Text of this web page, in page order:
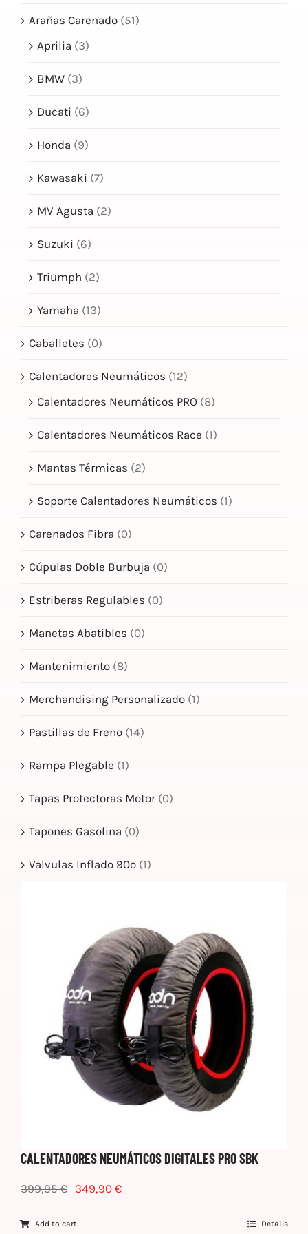
CONTACTO
TIENDA
Arañas Carenado (51)
Aprilia (3)
BMW (3)
Ducati (6)
Honda (9)
Kawasaki (7)
MV Agusta (2)
Suzuki (6)
Triumph (2)
Yamaha (13)
Caballetes (0)
Calentadores Neumáticos (12)
Calentadores Neumáticos PRO (8)
Calentadores Neumáticos Race (1)
Mantas Térmicas (2)
Soporte Calentadores Neumáticos (1)
Carenados Fibra (0)
Cúpulas Doble Burbuja (0)
Estriberas Regulables (0)
Manetas Abatibles (0)
Mantenimiento (8)
Merchandising Personalizado (1)
Pastillas de Freno (14)
Rampa Plegable (1)
Tapas Protectoras Motor (0)
Tapones Gasolina (0)
Valvulas Inflado 90º (1)
CALENTADORES NEUMÁTICOS DIGITALES PRO SBK
399,95€ 349,90 €
Add to cart Details